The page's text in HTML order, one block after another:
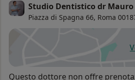
Studio Dentistico dr Mauro
Piazza di Spagna 66, Roma
Disponibilità
Questo dottore non offre